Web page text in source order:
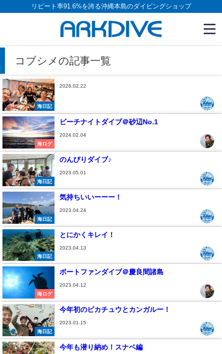
リピート率91.6%を誇る沖縄本島のダイビングショップ
コブシメの記事一覧
海日記
2026.02.22
海ログ
ビーチナイトダイブ＠砂辺No.1
2024.02.04
海日記
のんびりダイブ♪
2023.05.01
海日記
気持ちいいーーー！
2023.04.24
海日記
とにかくキレイ！
2023.04.13
海ログ
ボートファンダイブ＠慶良間諸島
2023.04.12
海日記
今年初のピカチュウとカンガルー！
2023.01.15
今年も潜り納め！スナベ編